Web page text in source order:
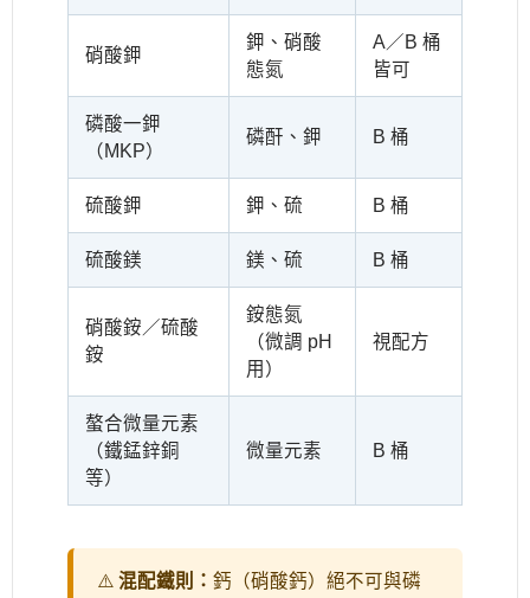
硝酸鉀
鉀、硝酸
態氮
A／B 桶
皆可
磷酸一鉀
（MKP）
磷酐、鉀 B 桶
硫酸鉀 鉀、硫 B 桶
硫酸鎂 鎂、硫 B 桶
硝酸銨／硫酸
銨
銨態氮
（微調 pH
用）
視配方
螯合微量元素
（鐵錳鋅銅
等）
微量元素 B 桶
⚠️ 混配鐵則： 鈣（硝酸鈣）絕不可與磷